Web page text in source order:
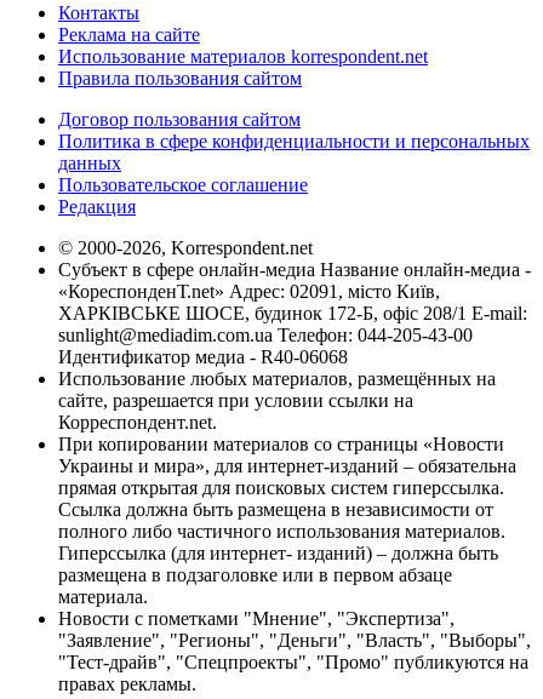
Контакты
Реклама на сайте
Использование материалов korrespondent.net
Правила пользования сайтом
Договор пользования сайтом
Политика в сфере конфиденциальности и персональных
данных
Пользовательское соглашение
Редакция
© 2000-2026, Korrespondent.net
Субъект в сфере онлайн-медиа Название онлайн-медиа -
«КореспонденТ.net» Адрес: 02091, місто Київ,
ХАРКІВСЬКЕ ШОСЕ, будинок 172-Б, офіс 208/1 E-mail:
sunlight@mediadim.com.ua Телефон: 044-205-43-00
Идентификатор медиа - R40-06068
Использование любых материалов, размещённых на
сайте, разрешается при условии ссылки на
Корреспондент.net.
При копировании материалов со страницы «Новости
Украины и мира», для интернет-изданий – обязательна
прямая открытая для поисковых систем гиперссылка.
Ссылка должна быть размещена в независимости от
полного либо частичного использования материалов.
Гиперссылка (для интернет- изданий) – должна быть
размещена в подзаголовке или в первом абзаце
материала.
Новости с пометками "Мнение", "Экспертиза",
"Заявление", "Регионы", "Деньги", "Власть", "Выборы",
"Тест-драйв", "Спецпроекты", "Промо" публикуются на
правах рекламы.